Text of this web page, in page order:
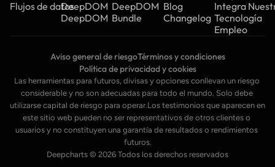
Flujos de datosDeepDOM
DeepDOM
DeepDOM
Bundle
Blog
Changelog
Integra
Tecnología
Empleo
Aviso general de riesgoTérminos y condiciones
Política de privacidad y cookies
Las herramientas para futuros, divisas y opciones conllevan un riesgo
considerable y no son adecuadas para todo el mundo. Solo debe
utilizarse capital de riesgo para operar.Los testimonios que aparecen en
este sitio web pueden no ser representativos de otros clientes o
usuarios y no constituyen una garantía de resultados o rendimientos
futuros.
Deepcharts © 2026 Todos los derechos reservados